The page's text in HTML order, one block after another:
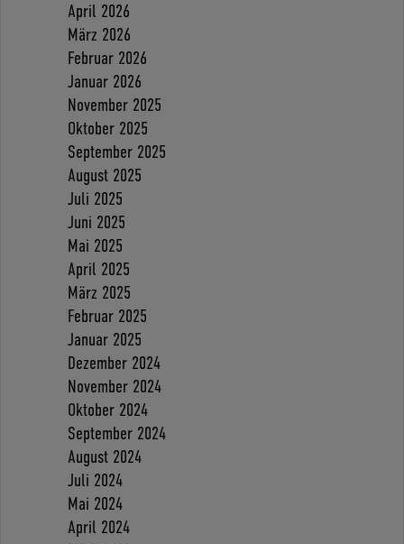
April 2026
März 2026
Februar 2026
Januar 2026
November 2025
Oktober 2025
September 2025
August 2025
Juli 2025
Juni 2025
Mai 2025
April 2025
März 2025
Februar 2025
Januar 2025
Dezember 2024
November 2024
Oktober 2024
September 2024
August 2024
Juli 2024
Mai 2024
April 2024